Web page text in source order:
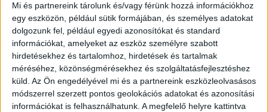
Mi és partnereink tárolunk és/vagy férünk hozzá információkhoz
egy eszközön, például sütik formájában, és személyes adatokat
dolgozunk fel, például egyedi azonosítókat és standard
információkat, amelyeket az eszköz személyre szabott
hirdetésekhez és tartalomhoz, hirdetések és tartalmak
méréséhez, közönségmérésekhez és szolgáltatásfejlesztéshez
küld. Az Ön engedélyével mi és a partnereink eszközleolvasásos
módszerrel szerzett pontos geolokációs adatokat és azonosítási
információkat is felhasználhatunk. A megfelelő helyre kattintva